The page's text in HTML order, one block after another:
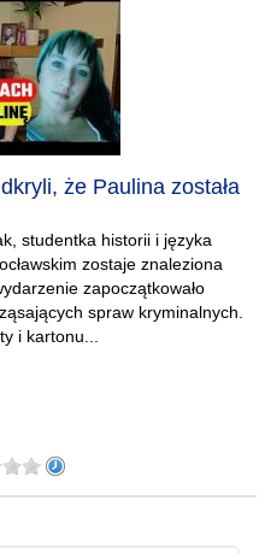
że Paulina została
studentka historii i języka
zostaje znaleziona
zapoczątkowało
spraw kryminalnych.
i kartonu...